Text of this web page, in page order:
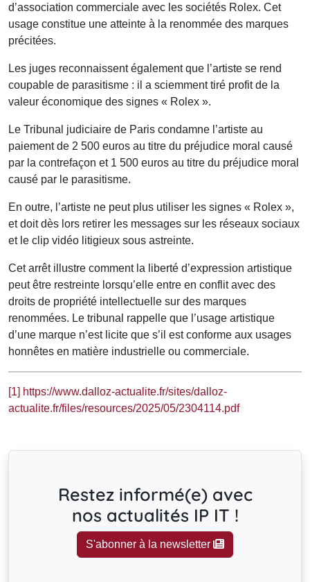
d’association commerciale avec les sociétés Rolex. Cet
usage constitue une atteinte à la renommée des marques
précitées.
Les juges reconnaissent également que l’artiste se rend
coupable de parasitisme : il a sciemment tiré profit de la
valeur économique des signes « Rolex ».
Le Tribunal judiciaire de Paris condamne l’artiste au
paiement de 2 500 euros au titre du préjudice moral causé
par la contrefaçon et 1 500 euros au titre du préjudice moral
causé par le parasitisme.
En outre, l’artiste ne peut plus utiliser les signes « Rolex »,
et doit dès lors retirer les messages sur les réseaux sociaux
et le clip vidéo litigieux sous astreinte.
Cet arrêt illustre comment la liberté d’expression artistique
peut être restreinte lorsqu’elle entre en conflit avec des
droits de propriété intellectuelle sur des marques
renommées. Le tribunal rappelle que l’usage artistique
d’une marque n’est licite que s’il est conforme aux usages
honnêtes en matière industrielle ou commerciale.
[1] https://www.dalloz-actualite.fr/sites/dalloz-
actualite.fr/files/resources/2025/05/2304114.pdf
Restez informé(e) avec
nos actualités IP IT !
S'abonner à la newsletter